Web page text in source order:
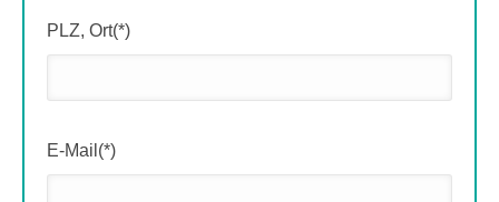
PLZ, Ort(*)
E-Mail(*)